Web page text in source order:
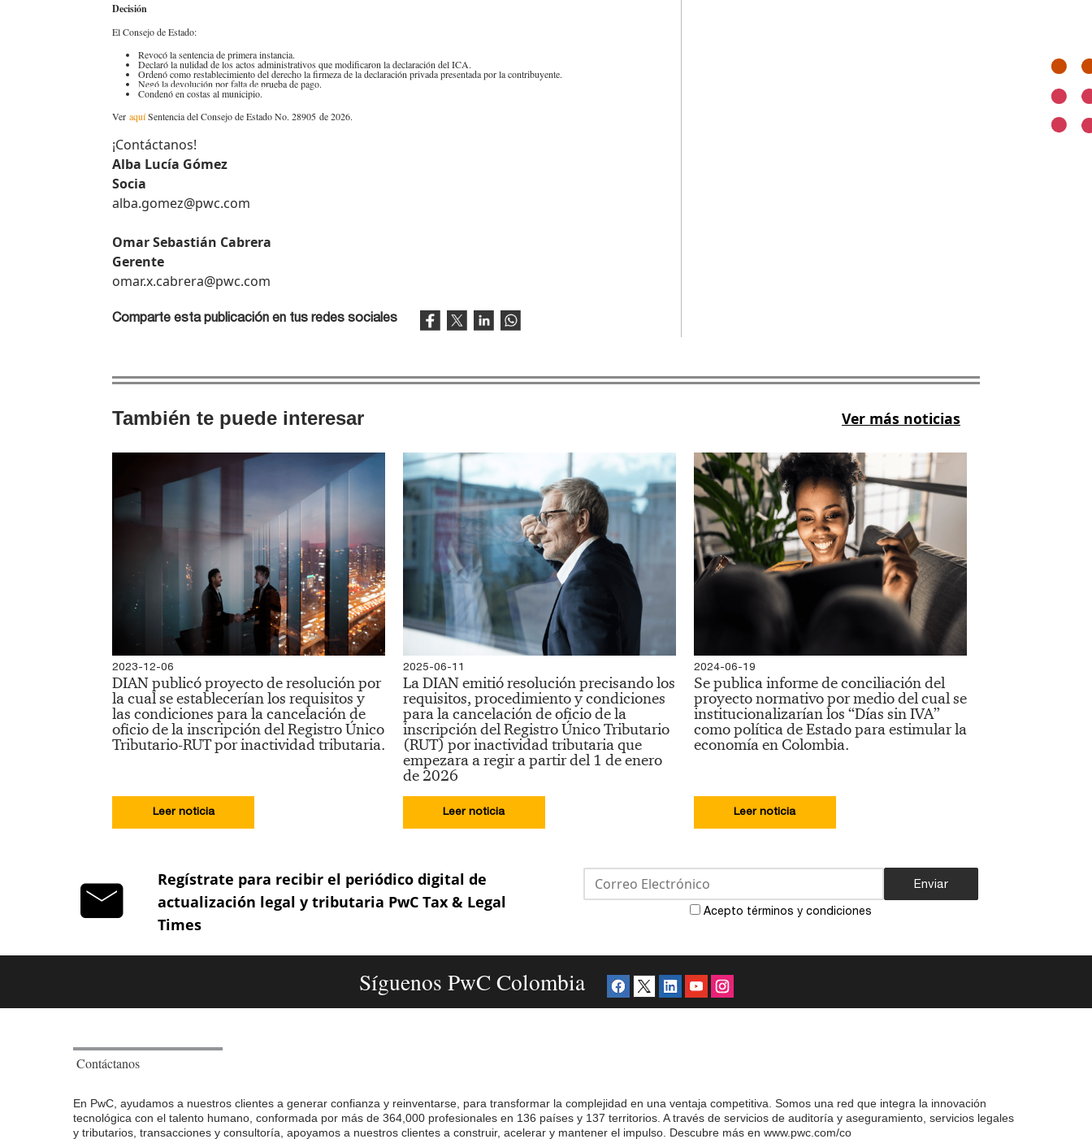
Decisión
El Consejo de Estado:
Revocó la sentencia de primera instancia.
Declaró la nulidad de los actos administrativos que modificaron la declaración del ICA.
Ordenó como restablecimiento del derecho la firmeza de la declaración privada presentada por la contribuyente.
Negó la devolución por falta de prueba de pago.
Condenó en costas al municipio.
Ver aq​uí ​Sentencia del Consejo de Estado No. 28905 de 2026.​
¡Contáctan​os!​
Alba Lucía Gómez
Socia
alba.gomez@pwc.com
Omar Sebastián Cabrera
Gerente
omar.x.cabrera@pwc.com​
Comparte esta publicación en tus redes sociales
También te puede interesar Ver más noticias
2023-12-06
​DIAN publicó proyecto de resolución por
la cual se establecerían los requisitos y
las condiciones para la cancelación de
oficio de la inscripción del Registro Único
Tributario-RUT por inactividad tributaria.​
Leer noticia
2025-06-11
La DIAN emitió resolución precisando los
requisitos, procedimiento y condiciones
para la cancelación de oficio de la
inscripción del Registro Único Tributario
(RUT) por inactividad tributaria que
empezara a regir a partir del 1 de enero
de 2026
Leer noticia
2024-06-19
Se publica informe de conciliación del
proyecto normativo por medio del cual se
institucionalizarían los “Días sin IVA”
como política de Estado para estimular la
economía en Colombia.
Leer noticia
Regístrate para recibir el periódico digital de
actualización legal y tributaria PwC Tax & Legal
Times
Enviar
Acepto términos y condiciones
Síguenos PwC Colombia
Contáctanos
En PwC, ayudamos a nuestros clientes a generar confianza y reinventarse, para transformar la complejidad en una ventaja competitiva. Somos una red que integra la innovación
tecnológica con el talento humano, conformada por más de 364,000 profesionales en 136 países y 137 territorios. A través de servicios de auditoría y aseguramiento, servicios legales
y tributarios, transacciones y consultoría, apoyamos a nuestros clientes a construir, acelerar y mantener el impulso. Descubre más en www.pwc.com/co